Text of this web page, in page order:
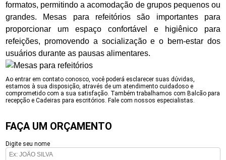
formatos, permitindo a acomodação de grupos pequenos ou
grandes. Mesas para refeitórios são importantes para
proporcionar um espaço confortável e higiênico para
refeições, promovendo a socialização e o bem-estar dos
usuários durante as pausas alimentares.
Ao entrar em contato conosco, você poderá esclarecer suas dúvidas,
estamos à sua disposição, através de um atendimento cuidadoso e
comprometido com a sua satisfação. Também trabalhamos com Balcão para
recepção e Cadeiras para escritórios. Fale com nossos especialistas.
FAÇA UM ORÇAMENTO
Digite seu nome